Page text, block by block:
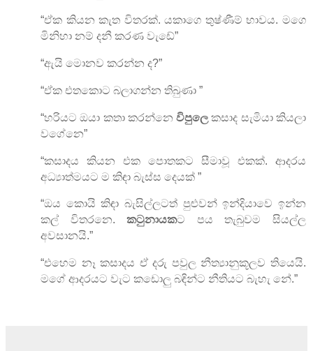
“ඒක කියන කැත විතරක්. යකාගෙ තුෂ්ණීම් භාවය. මගෙ
මිනිහා නම් දනී කරණ වැඩේ”
“ඇයි මොනව කරන්න ද?”
“ඒක එතකොට බලාගන්න තිබුණා ”
“හරියට ඔයා කතා කරන්නෙවිපුලෙ කසාද සැමියා කියලා
වගේනෙ”
“කසාදය කියන එක පොතකට සීමාවූ එකක්. ආදරය
අධ්‍යාත්මයට ම කිඳා බැස්ස දෙයක් ”
“ඔය කොයි කිඳා බැසිල්ලටත් පුළුවන් ඉන්දියාවෙ ඉන්න
කල් විතරනෙ.කටුනායකට පය තැබුවම සියල්ල
අවසානයි.”
“එහෙම නෑ කසාදය ඒ දරු පවුල නීත්‍යානුකූලව තියෙයි.
මගේ ආදරයට වැට කඩොලු බඳින්ට නීතියට බැහැ නේ.”